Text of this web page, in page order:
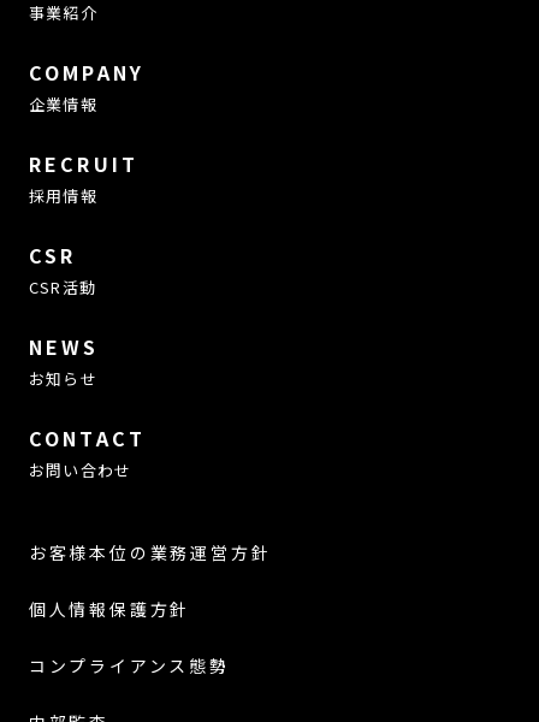
事業紹介
COMPANY
企業情報
RECRUIT
採用情報
CSR
CSR活動
NEWS
お知らせ
CONTACT
お問い合わせ
お客様本位の業務運営方針
個人情報保護方針
コンプライアンス態勢